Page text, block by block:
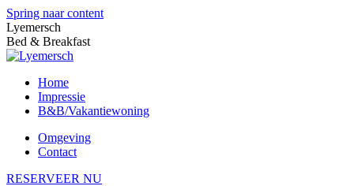
Spring naar content
Lyemersch
Bed & Breakfast
Home
Impressie
B&B/Vakantiewoning
Omgeving
Contact
RESERVEER NU